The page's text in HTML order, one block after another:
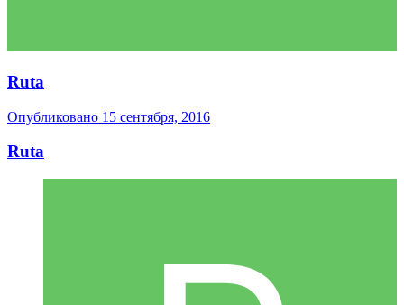
Ruta
Опубликовано 15 сентября, 2016
Ruta